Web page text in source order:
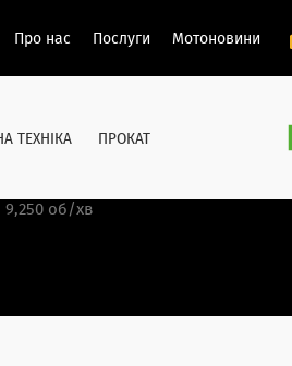
Про нас Послуги Мотоновини
ТЕХНІКА ПРОКАТ
9,250 об/хв